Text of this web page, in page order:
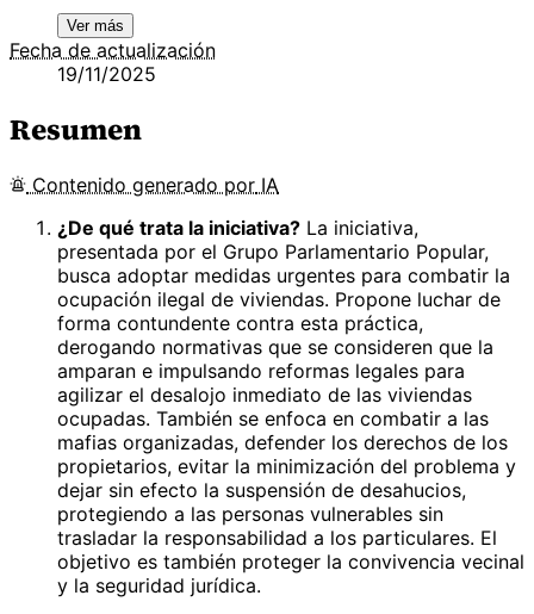
Ver más
Fecha de actualización
19/11/2025
Resumen
Contenido generado por IA
¿De qué trata la iniciativa? La iniciativa,
presentada por el Grupo Parlamentario Popular,
busca adoptar medidas urgentes para combatir la
ocupación ilegal de viviendas. Propone luchar de
forma contundente contra esta práctica,
derogando normativas que se consideren que la
amparan e impulsando reformas legales para
agilizar el desalojo inmediato de las viviendas
ocupadas. También se enfoca en combatir a las
mafias organizadas, defender los derechos de los
propietarios, evitar la minimización del problema y
dejar sin efecto la suspensión de desahucios,
protegiendo a las personas vulnerables sin
trasladar la responsabilidad a los particulares. El
objetivo es también proteger la convivencia vecinal
y la seguridad jurídica.